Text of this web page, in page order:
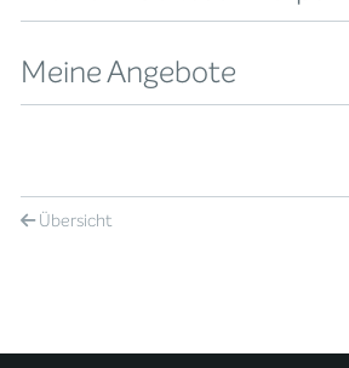
Meine Angebote
Übersicht